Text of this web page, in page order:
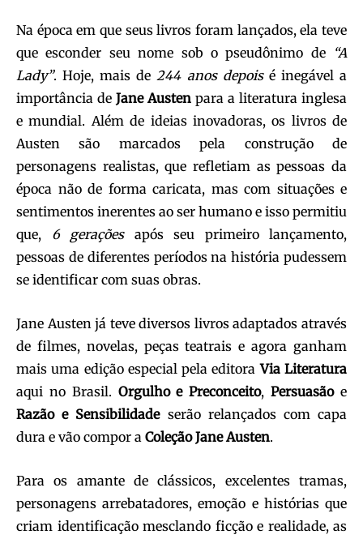
Na época em que seus livros foram lançados, ela teve
que esconder seu nome sob o pseudônimo de “A
Lady”. Hoje, mais de244 anos depoisé inegável a
importância de Jane Austen para a literatura inglesa
e mundial. Além de ideias inovadoras, os livros de
Austen são marcados pela construção de
personagens realistas, que refletiam as pessoas da
época não de forma caricata, mas com situações e
sentimentos inerentes ao ser humano e isso permitiu
que, 6 geraçõesapós seu primeiro lançamento,
pessoas de diferentes períodos na história pudessem
se identificar com suas obras.
Jane Austen já teve diversos livros adaptados através
de filmes, novelas, peças teatrais e agora ganham
mais uma edição especial pela editora Via Literatura
aqui no Brasil. Orgulho e Preconceito,Persuasãoe
Razão e Sensibilidadeserão relançados com capa
dura e vão compor a Coleção Jane Austen.
Para os amante de clássicos, excelentes tramas,
personagens arrebatadores, emoção e histórias que
criam identificação mesclando ficção e realidade, as